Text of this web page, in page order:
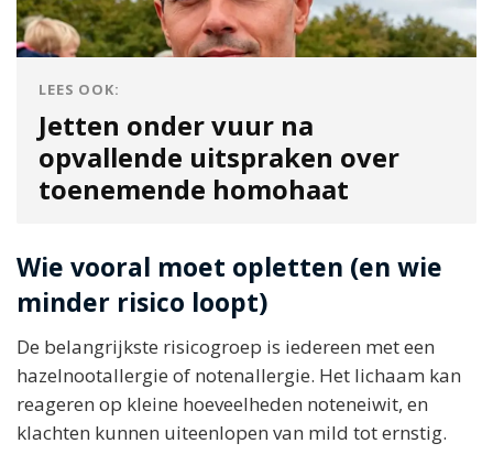
LEES OOK:
Jetten onder vuur na
opvallende uitspraken over
toenemende homohaat
Wie vooral moet opletten (en wie
minder risico loopt)
De belangrijkste risicogroep is iedereen met een
hazelnootallergie of notenallergie. Het lichaam kan
reageren op kleine hoeveelheden noteneiwit, en
klachten kunnen uiteenlopen van mild tot ernstig.